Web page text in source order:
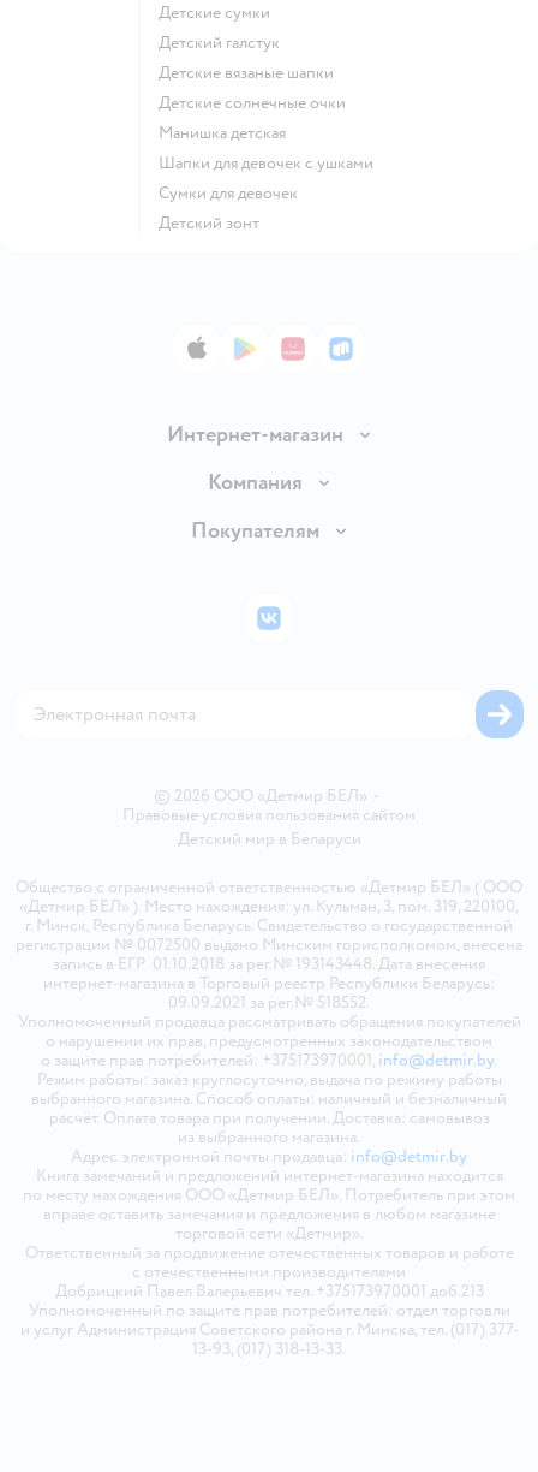
Детские сумки
Детский галстук
Детские вязаные шапки
Детские солнечные очки
Манишка детская
Шапки для девочек с ушками
Сумки для девочек
Детский зонт
App StoreGoogle Play
AppGallery
RuStore
Интернет-магазин
Доставка и оплата
Правила продажи
Политика использования файлов cookie
Компания
Вакансии
Покупателям
Бонусные карты
© 2026 ООО «Детмир БЕЛ» •
Правовые условия пользования сайтом
Детский мир в Беларуси
Общество с ограниченной ответственностью «Детмир БЕЛ» ( ООО
«Детмир БЕЛ» ). Место нахождения: ул. Кульман, 3, пом. 319, 220100,
г. Минск, Республика Беларусь. Свидетельство о государственной
регистрации № 0072500 выдано Минским горисполкомом, внесена
запись в ЕГР 01.10.2018 за рег.№ 193143448. Дата внесения
интернет-магазина в Торговый реестр Республики Беларусь:
09.09.2021 за рег.№ 518552.
Уполномоченный продавца рассматривать обращения покупателей
о нарушении их прав, предусмотренных законодательством
о защите прав потребителей: +375173970001, info@detmir.by.
Режим работы: заказ круглосуточно, выдача по режиму работы
выбранного магазина. Способ оплаты: наличный и безналичный
расчёт. Оплата товара при получении. Доставка: самовывоз
из выбранного магазина.
Адрес электронной почты продавца: info@detmir.by
Книга замечаний и предложений интернет-магазина находится
по месту нахождения ООО «Детмир БЕЛ». Потребитель при этом
вправе оставить замечания и предложения в любом магазине
торговой сети «Детмир».
Ответственный за продвижение отечественных товаров и работе
с отечественными производителями
Добрицкий Павел Валерьевич тел. +375173970001 доб.213
Уполномоченный по защите прав потребителей: отдел торговли
и услуг Администрация Советского района г. Минска, тел. (017) 377-
13-93, (017) 318-13-33.
ВКонтакте